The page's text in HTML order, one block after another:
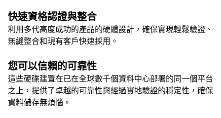
快速資格認證與整合
利用多代高度成功的產品的硬體設計，確保實現輕鬆驗證、
無縫整合和現有客戶快速採用。
您可以信賴的可靠性
這些硬碟建置在已在全球數千個資料中心部署的同一個平台
之上，提供了卓越的可靠性與經過實地驗證的穩定性，確保
資料儲存無煩惱。